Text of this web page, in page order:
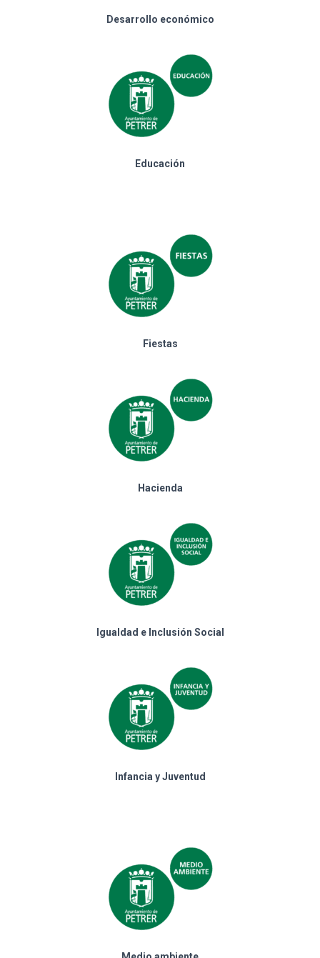
Desarrollo económico
Educación
Fiestas
Hacienda
Igualdad e Inclusión Social
Infancia y Juventud